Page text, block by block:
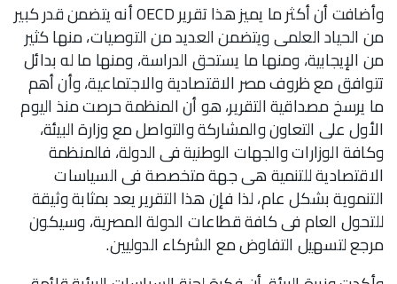
وأضافت أن أكثر ما يميز هذا تقرير OECD أنه يتضمن قدر كبير
من الحياد العلمى ويتضمن العديد من التوصيات، منها كثير
من الإيجابية، ومنها ما يستحق الدراسة، ومنها ما له بدائل
تتوافق مع ظروف مصر الاقتصادية والاجتماعية، وأن أهم
ما يرسخ مصداقية التقرير، هو أن المنظمة حرصت منذ اليوم
الأول على التعاون والمشاركة والتواصل مع وزارة البيئة،
وكافة الوزارات والجهات الوطنية فى الدولة، فالمنظمة
الاقتصادية للتنمية هى جهة متخصصة فى السياسات
التنموية بشكل عام، لذا فإن هذا التقرير يعد بمثابة وثيقة
للتحول العام فى كافة قطاعات الدولة المصرية، وسيكون
مرجع لتسهيل التفاوض مع الشركاء الدوليين.